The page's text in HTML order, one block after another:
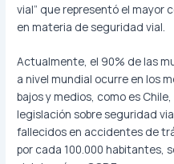
vial” que representó el mayor
en materia de seguridad vial.
Actualmente, el 90% de las
a nivel mundial ocurre en los
bajos y medios, como es
legislación sobre seguridad
fallecidos en accidentes de
por cada 100.000 habitantes,